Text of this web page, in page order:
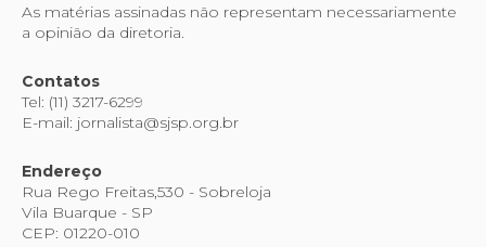
As matérias assinadas não representam necessariamente
a opinião da diretoria.
Contatos
Tel: (11) 3217-6299
E-mail: jornalista@sjsp.org.br
Endereço
Rua Rego Freitas,530 - Sobreloja
Vila Buarque - SP
CEP: 01220-010